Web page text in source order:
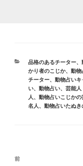
カ
テ
ゴ
リ
ー
品格のあるチーター、
かり者のこじか、 動
チーター、 動物占い
い、 動物占い、 芸能人
人 、 動物占いこじかの
名人 、 動物占いたぬき
投
前
前